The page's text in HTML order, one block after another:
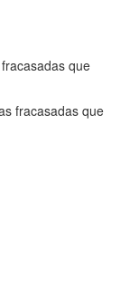
que
fracasadas que